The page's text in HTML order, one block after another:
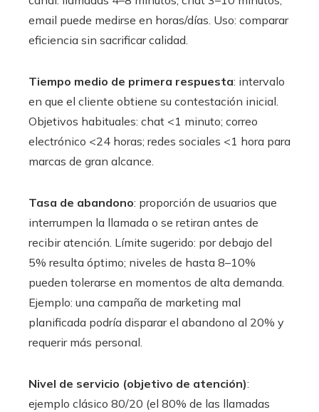
email puede medirse en horas/días. Uso: comparar
eficiencia sin sacrificar calidad.
Tiempo medio de primera respuesta: intervalo
en que el cliente obtiene su contestación inicial.
Objetivos habituales: chat <1 minuto; correo
electrónico <24 horas; redes sociales <1 hora para
marcas de gran alcance.
Tasa de abandono: proporción de usuarios que
interrumpen la llamada o se retiran antes de
recibir atención. Límite sugerido: por debajo del
5% resulta óptimo; niveles de hasta 8–10%
pueden tolerarse en momentos de alta demanda.
Ejemplo: una campaña de marketing mal
planificada podría disparar el abandono al 20% y
requerir más personal.
Nivel de servicio (objetivo de atención):
ejemplo clásico 80/20 (el 80% de las llamadas